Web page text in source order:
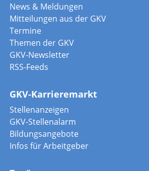
News & Meldungen
Mitteilungen aus der GKV
Termine
Themen der GKV
GKV-Newsletter
RSS-Feeds
GKV-Karrieremarkt
Stellenanzeigen
GKV-Stellenalarm
Bildungsangebote
Infos für Arbeitgeber